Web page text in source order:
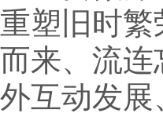
重塑旧时
而来、流
外互动发展